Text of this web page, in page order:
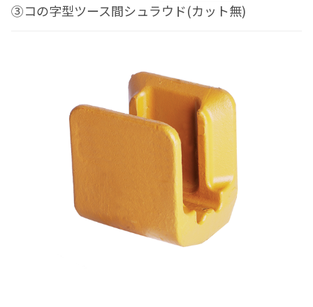
③コの字型ツース間シュラウド(カット無)